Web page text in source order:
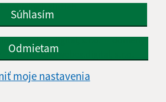
Súhlasím
Odmietam
moje nastavenia
služieb.
webex.digital, s.r.o.
domény
spoločnosť webex.digital, s.r.o.